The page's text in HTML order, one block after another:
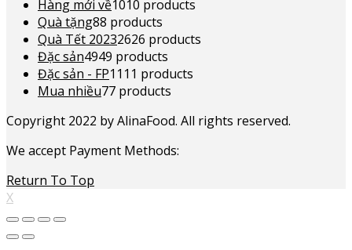
Hàng mới về1010 products
Quà tặng88 products
Quà Tết 20232626 products
Đặc sản4949 products
Đặc sản - FP11 11 products
Mua nhiều77 products
Copyright 2022 by AlinaFood. All rights reserved.
We accept Payment Methods:
Return To Top
X